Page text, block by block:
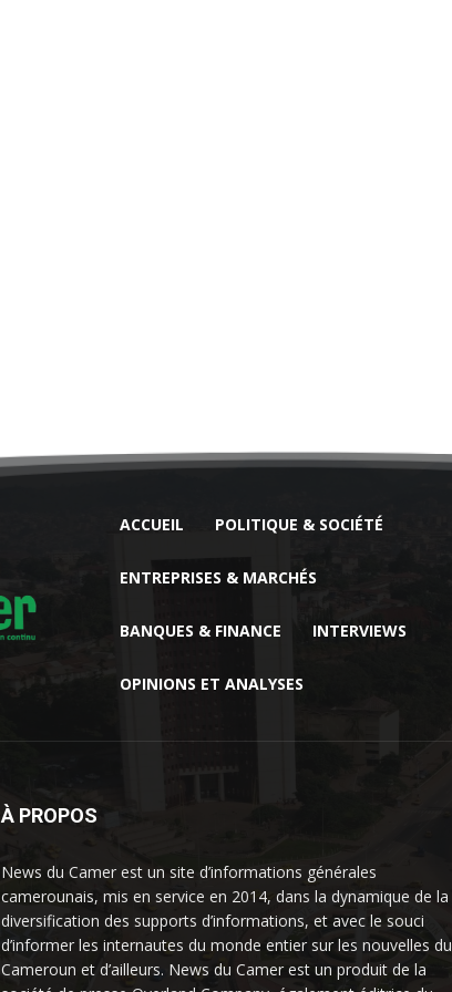
ACCUEIL POLITIQUE & SOCIÉTÉ
ENTREPRISES & MARCHÉS
BANQUES & FINANCE INTERVIEWS
OPINIONS ET ANALYSES
À PROPOS
News du Camer est un site d’informations générales
camerounais, mis en service en 2014, dans la dynamique de la
diversification des supports d’informations, et avec le souci
d’informer les internautes du monde entier sur les nouvelles du
Cameroun et d’ailleurs. News du Camer est un produit de la